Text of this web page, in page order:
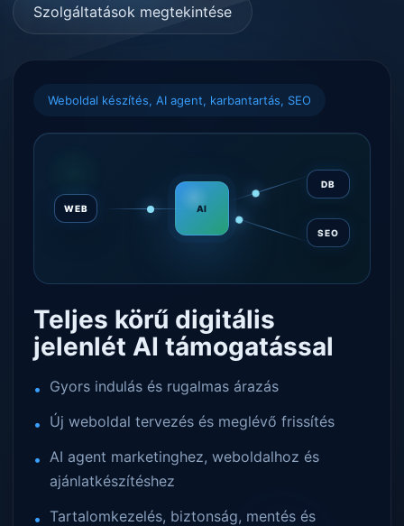
Szolgáltatások megtekintése
Weboldal készítés, AI agent, karbantartás, SEO
WEB AI
DB
SEO
Teljes körű digitális
jelenlét AI támogatással
Gyors indulás és rugalmas árazás
Új weboldal tervezés és meglévő frissítés
AI agent marketinghez, weboldalhoz és
ajánlatkészítéshez
Tartalomkezelés, biztonság, mentés és